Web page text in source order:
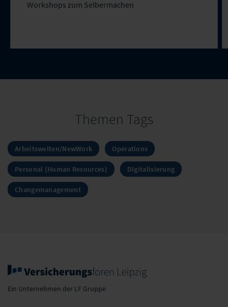
Workshops zum Selbermachen
Themen Tags
Arbeitswelten/NewWork Operations
Personal (Human Resources) Digitalisierung
Changemanagement
Ein Unternehmen der LF Gruppe